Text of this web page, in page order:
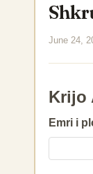
June 24,
Krijo
Emri i